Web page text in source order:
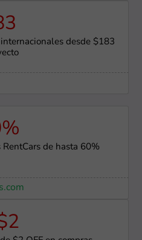
desde $183
RentCars de hasta 60%